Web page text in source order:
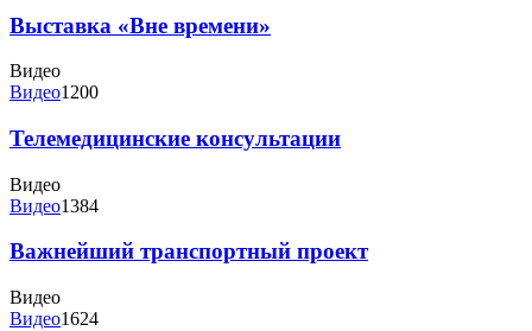
Выставка «Вне времени»
Видео
Видео1200
Телемедицинские консультации
Видео
Видео1384
Важнейший транспортный проект
Видео
Видео1624